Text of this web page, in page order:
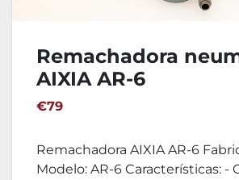
Remachadora
AIXIA AR-6
€79
Remachadora AIXIA AR-6
Modelo: AR-6 Características: -